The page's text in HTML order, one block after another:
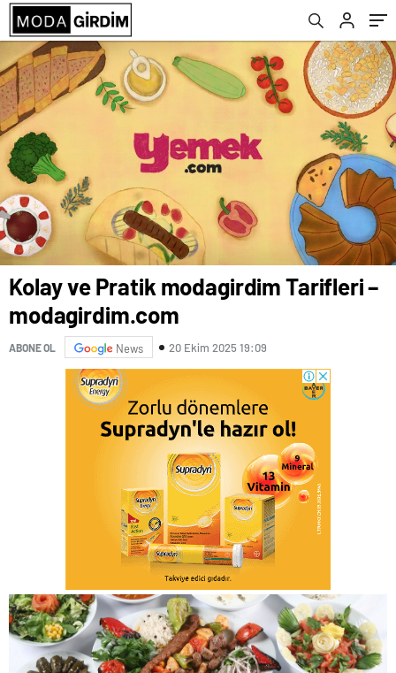
Kolay ve Pratik modagirdim Tarifleri –
modagirdim.com
ABONE OL News 20 Ekim 2025 19:09